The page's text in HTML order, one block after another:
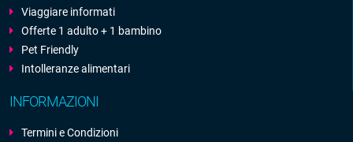
Viaggiare informati
Offerte 1 adulto + 1 bambino
Pet Friendly
Intolleranze alimentari
INFORMAZIONI
Termini e Condizioni